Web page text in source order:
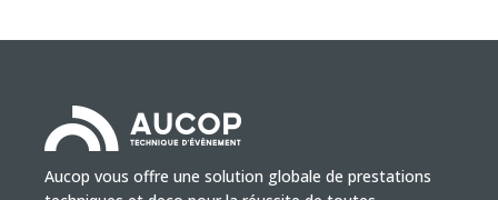
Aucop vous offre une solution globale de prestations